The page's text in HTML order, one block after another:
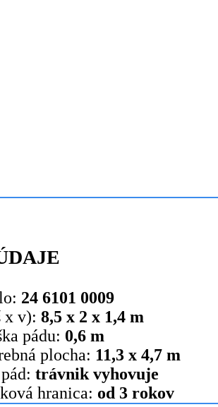
24 6101 0009
x v): 8,5 x 2 x 1,4 m
pádu: 0,6 m
plocha: 11,3 x 4,7 m
trávnik vyhovuje
hranica: od 3 rokov